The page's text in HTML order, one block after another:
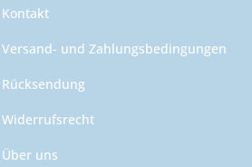
Kontakt
Versand- und Zahlungsbedingungen
Rücksendung
Widerrufsrecht
Über uns